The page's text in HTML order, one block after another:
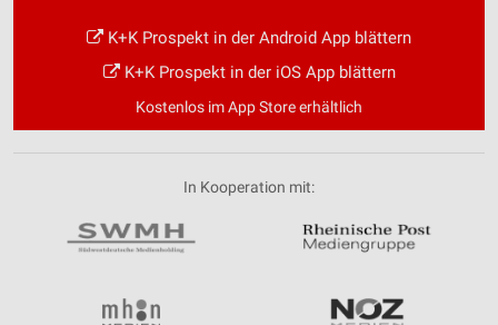
K+K Prospekt in der Android App blättern
K+K Prospekt in der iOS App blättern
Kostenlos im App Store erhältlich
In Kooperation mit: